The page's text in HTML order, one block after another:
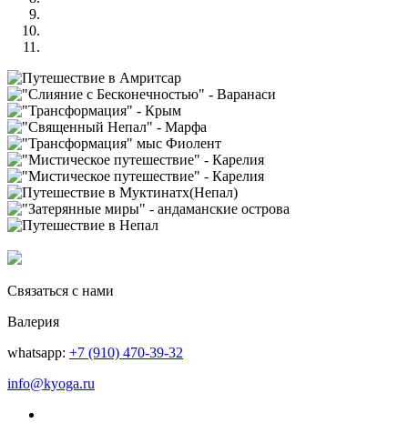
Связаться с нами
Валерия
whatsapp: +7 (910) 470-39-32
info@kyoga.ru